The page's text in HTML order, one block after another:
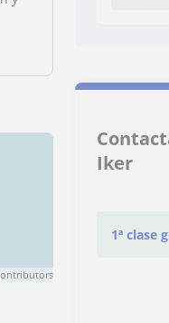
Iker
1ª clase